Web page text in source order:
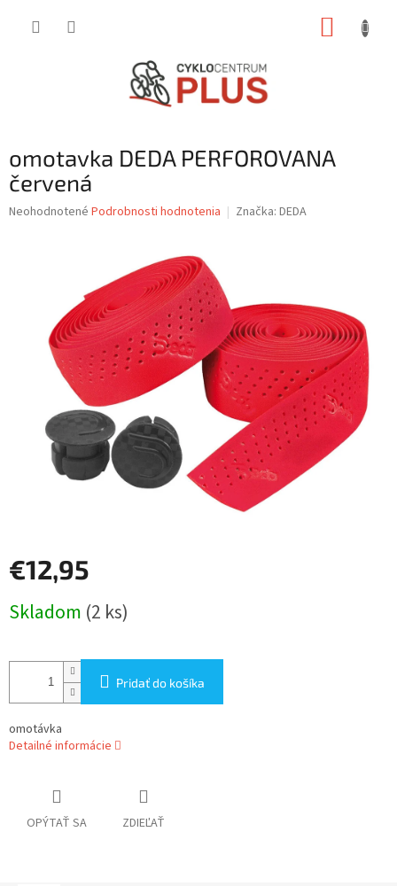
omotavka DEDA PERFOROVANA
červená
Priemerné
hviezdičiek.
Neohodnotené Podrobnosti hodnotenia Značka: DEDA
€12,95
cena:
Skladom (2 ks)
Pridať do košíka
omotávka
Detailné informácie
OPÝTAŤ SA ZDIEĽAŤ